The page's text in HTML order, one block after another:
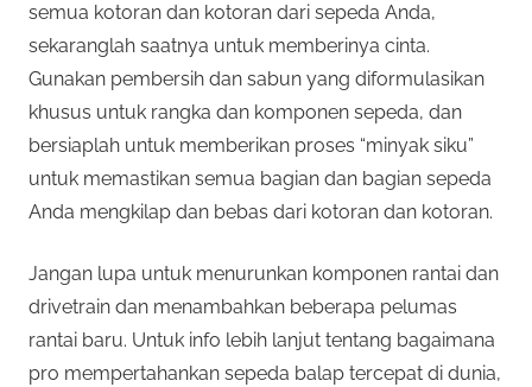
semua kotoran dan kotoran dari sepeda Anda,
sekaranglah saatnya untuk memberinya cinta.
Gunakan pembersih dan sabun yang diformulasikan
khusus untuk rangka dan komponen sepeda, dan
bersiaplah untuk memberikan proses “minyak siku”
untuk memastikan semua bagian dan bagian sepeda
Anda mengkilap dan bebas dari kotoran dan kotoran.
Jangan lupa untuk menurunkan komponen rantai dan
drivetrain dan menambahkan beberapa pelumas
rantai baru. Untuk info lebih lanjut tentang bagaimana
pro mempertahankan sepeda balap tercepat di dunia,